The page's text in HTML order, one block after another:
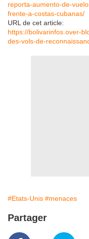
reporta-aumento-de-
frente-a-costas-cubanas/
URL de cet article:
https://bolivarinfos.over-
des-vols-de-
#Etats-Unis #menaces
Partager